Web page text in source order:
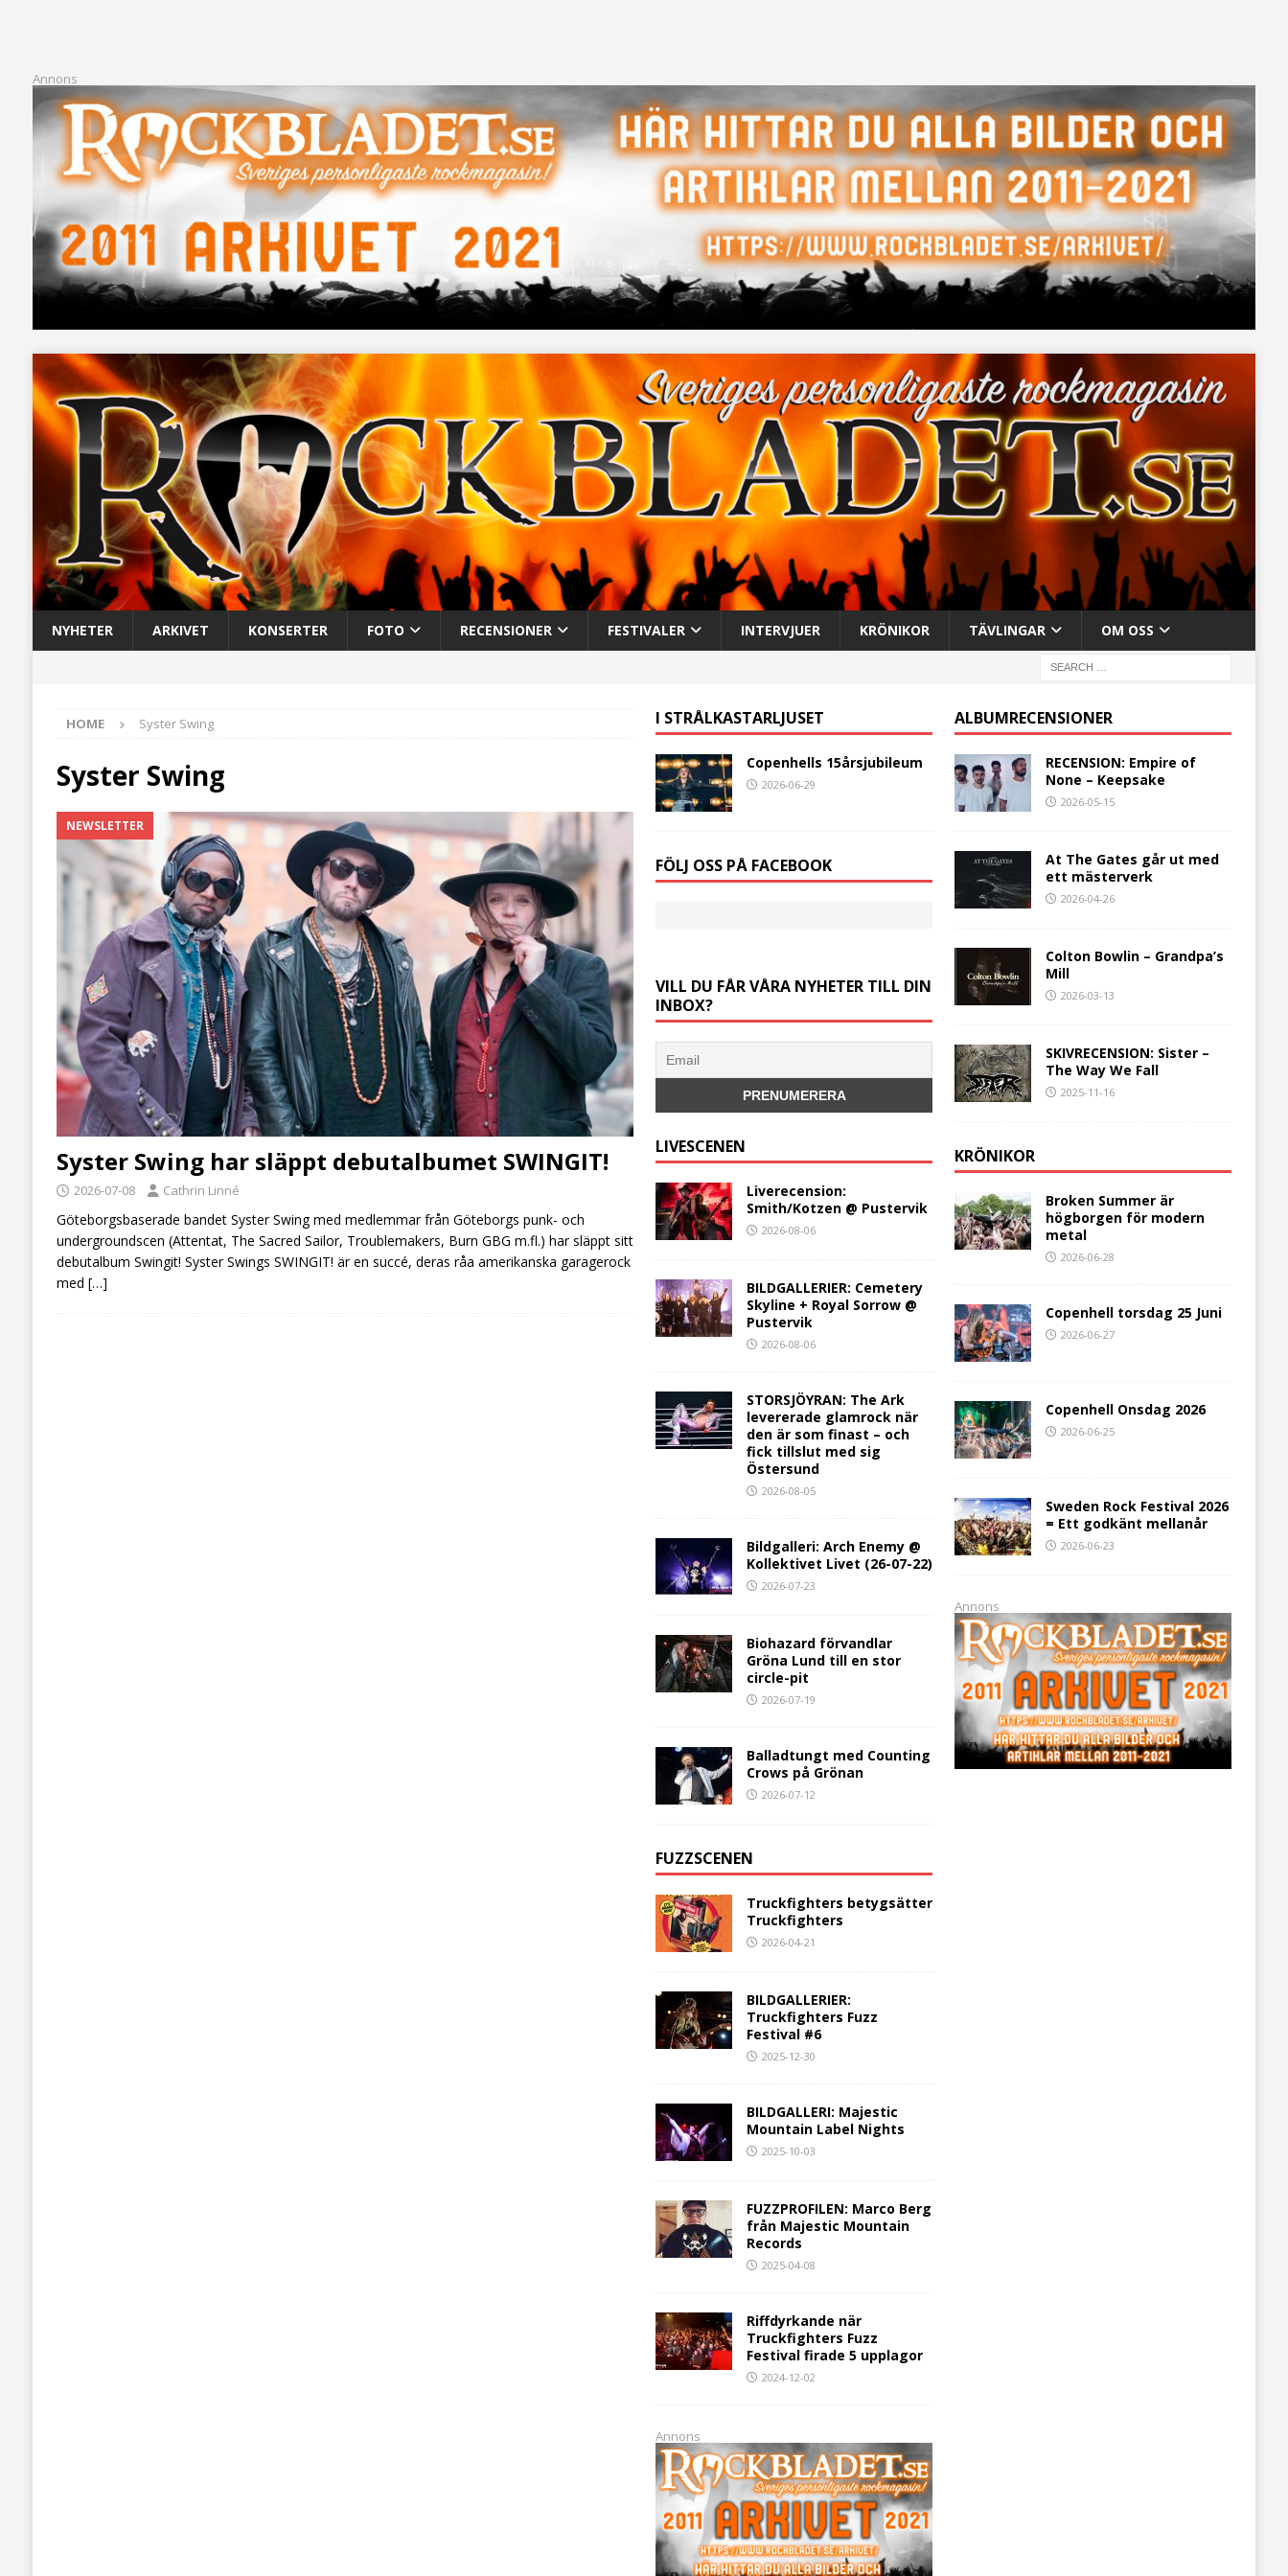
Annons
NYHETER ARKIVET KONSERTER FOTO RECENSIONER FESTIVALER INTERVJUER KRÖNIKOR TÄVLINGAR OM OSS
HOME Syster Swing
Syster Swing
NEWSLETTER
Syster Swing har släppt debutalbumet SWINGIT!
2026-07-08 Cathrin Linné
Göteborgsbaserade bandet Syster Swing med medlemmar från Göteborgs punk- och
undergroundscen (Attentat, The Sacred Sailor, Troublemakers, Burn GBG m.fl.) har släppt sitt
debutalbum Swingit! Syster Swings SWINGIT! är en succé, deras råa amerikanska garagerock
med […]
I STRÅLKASTARLJUSET
Copenhells 15årsjubileum
2026-06-29
FÖLJ OSS PÅ FACEBOOK
VILL DU FÅR VÅRA NYHETER TILL DIN
INBOX?
LIVESCENEN
Liverecension:
Smith/Kotzen @ Pustervik
2026-08-06
BILDGALLERIER: Cemetery
Skyline + Royal Sorrow @
Pustervik
2026-08-06
STORSJÖYRAN: The Ark
levererade glamrock när
den är som finast – och
fick tillslut med sig
Östersund
2026-08-05
Bildgalleri: Arch Enemy @
Kollektivet Livet (26-07-22)
2026-07-23
Biohazard förvandlar
Gröna Lund till en stor
circle-pit
2026-07-19
Balladtungt med Counting
Crows på Grönan
2026-07-12
FUZZSCENEN
Truckfighters betygsätter
Truckfighters
2026-04-21
BILDGALLERIER:
Truckfighters Fuzz
Festival #6
2025-12-30
BILDGALLERI: Majestic
Mountain Label Nights
2025-10-03
FUZZPROFILEN: Marco Berg
från Majestic Mountain
Records
2025-04-08
Riffdyrkande när
Truckfighters Fuzz
Festival firade 5 upplagor
2024-12-02
Annons
ALBUMRECENSIONER
RECENSION: Empire of
None – Keepsake
2026-05-15
At The Gates går ut med
ett mästerverk
2026-04-26
Colton Bowlin – Grandpa’s
Mill
2026-03-13
SKIVRECENSION: Sister –
The Way We Fall
2025-11-16
KRÖNIKOR
Broken Summer är
högborgen för modern
metal
2026-06-28
Copenhell torsdag 25 Juni
2026-06-27
Copenhell Onsdag 2026
2026-06-25
Sweden Rock Festival 2026
= Ett godkänt mellanår
2026-06-23
Annons